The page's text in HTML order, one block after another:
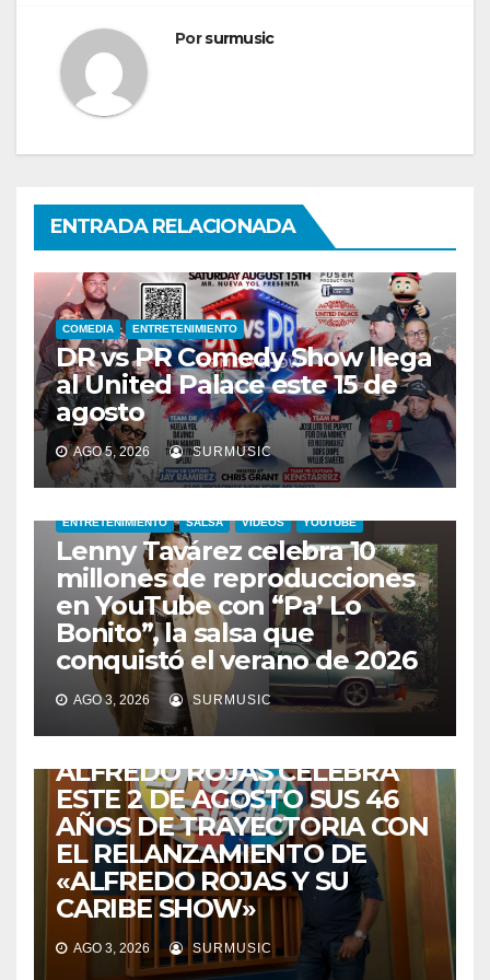
Porsurmusic
ENTRADA RELACIONADA
COMEDIA ENTRETENIMIENTO
DR vs PR Comedy Show llega
al United Palace este 15 de
agosto
AGO 5, 2026 SURMUSIC
ENTRETENIMIENTO SALSA VIDEOS YOUTUBE
Lenny Tavárez celebra 10
millones de reproducciones
en YouTube con “Pa’ Lo
Bonito”, la salsa que
conquistó el verano de 2026
AGO 3, 2026 SURMUSIC
CABIMAS ENTRETENIMIENTO TALENTO ZULIANO
VENEZUELA
DE VUELTA A CASA:
ALFREDO ROJAS CELEBRA
ESTE 2 DE AGOSTO SUS 46
AÑOS DE TRAYECTORIA CON
EL RELANZAMIENTO DE
«ALFREDO ROJAS Y SU
CARIBE SHOW»
AGO 3, 2026 SURMUSIC